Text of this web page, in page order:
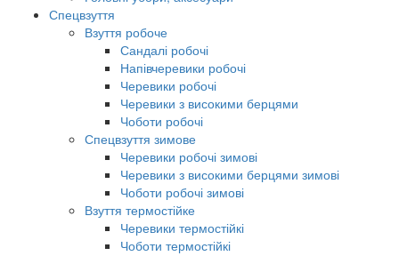
Спецвзуття
Взуття робоче
Сандалі робочі
Напівчеревики робочі
Черевики робочі
Черевики з високими берцями
Чоботи робочі
Спецвзуття зимове
Черевики робочі зимові
Черевики з високими берцями зимові
Чоботи робочі зимові
Взуття термостійке
Черевики термостійкі
Чоботи термостійкі